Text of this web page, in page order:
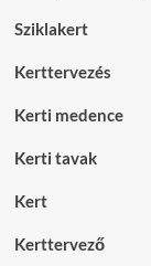
Sziklakert
Kerttervezés
Kerti medence
Kerti tavak
Kert
Kerttervező